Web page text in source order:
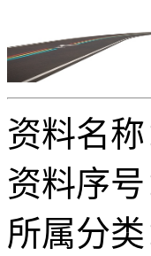
资料名称
资料序号
所属分类